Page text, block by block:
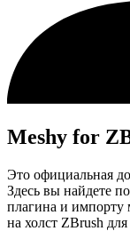
Meshy for
Это официальная
Здесь вы найдете
плагина и импорту
на холст ZBrush